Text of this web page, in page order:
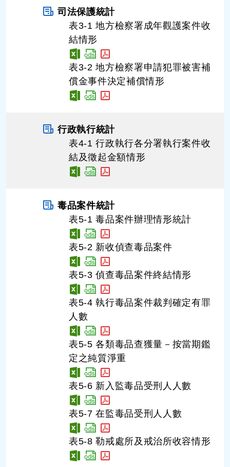
司法保護統計
表3-1 地方檢察署成年觀護案件收
結情形
表3-2 地方檢察署申請犯罪被害補
償金事件決定補償情形
行政執行統計
表4-1 行政執行各分署執行案件收
結及徵起金額情形
毒品案件統計
表5-1 毒品案件辦理情形統計
表5-2 新收偵查毒品案件
表5-3 偵查毒品案件終結情形
表5-4 執行毒品案件裁判確定有罪
人數
表5-5 各類毒品查獲量－按當期鑑
定之純質淨重
表5-6 新入監毒品受刑人人數
表5-7 在監毒品受刑人人數
表5-8 勒戒處所及戒治所收容情形